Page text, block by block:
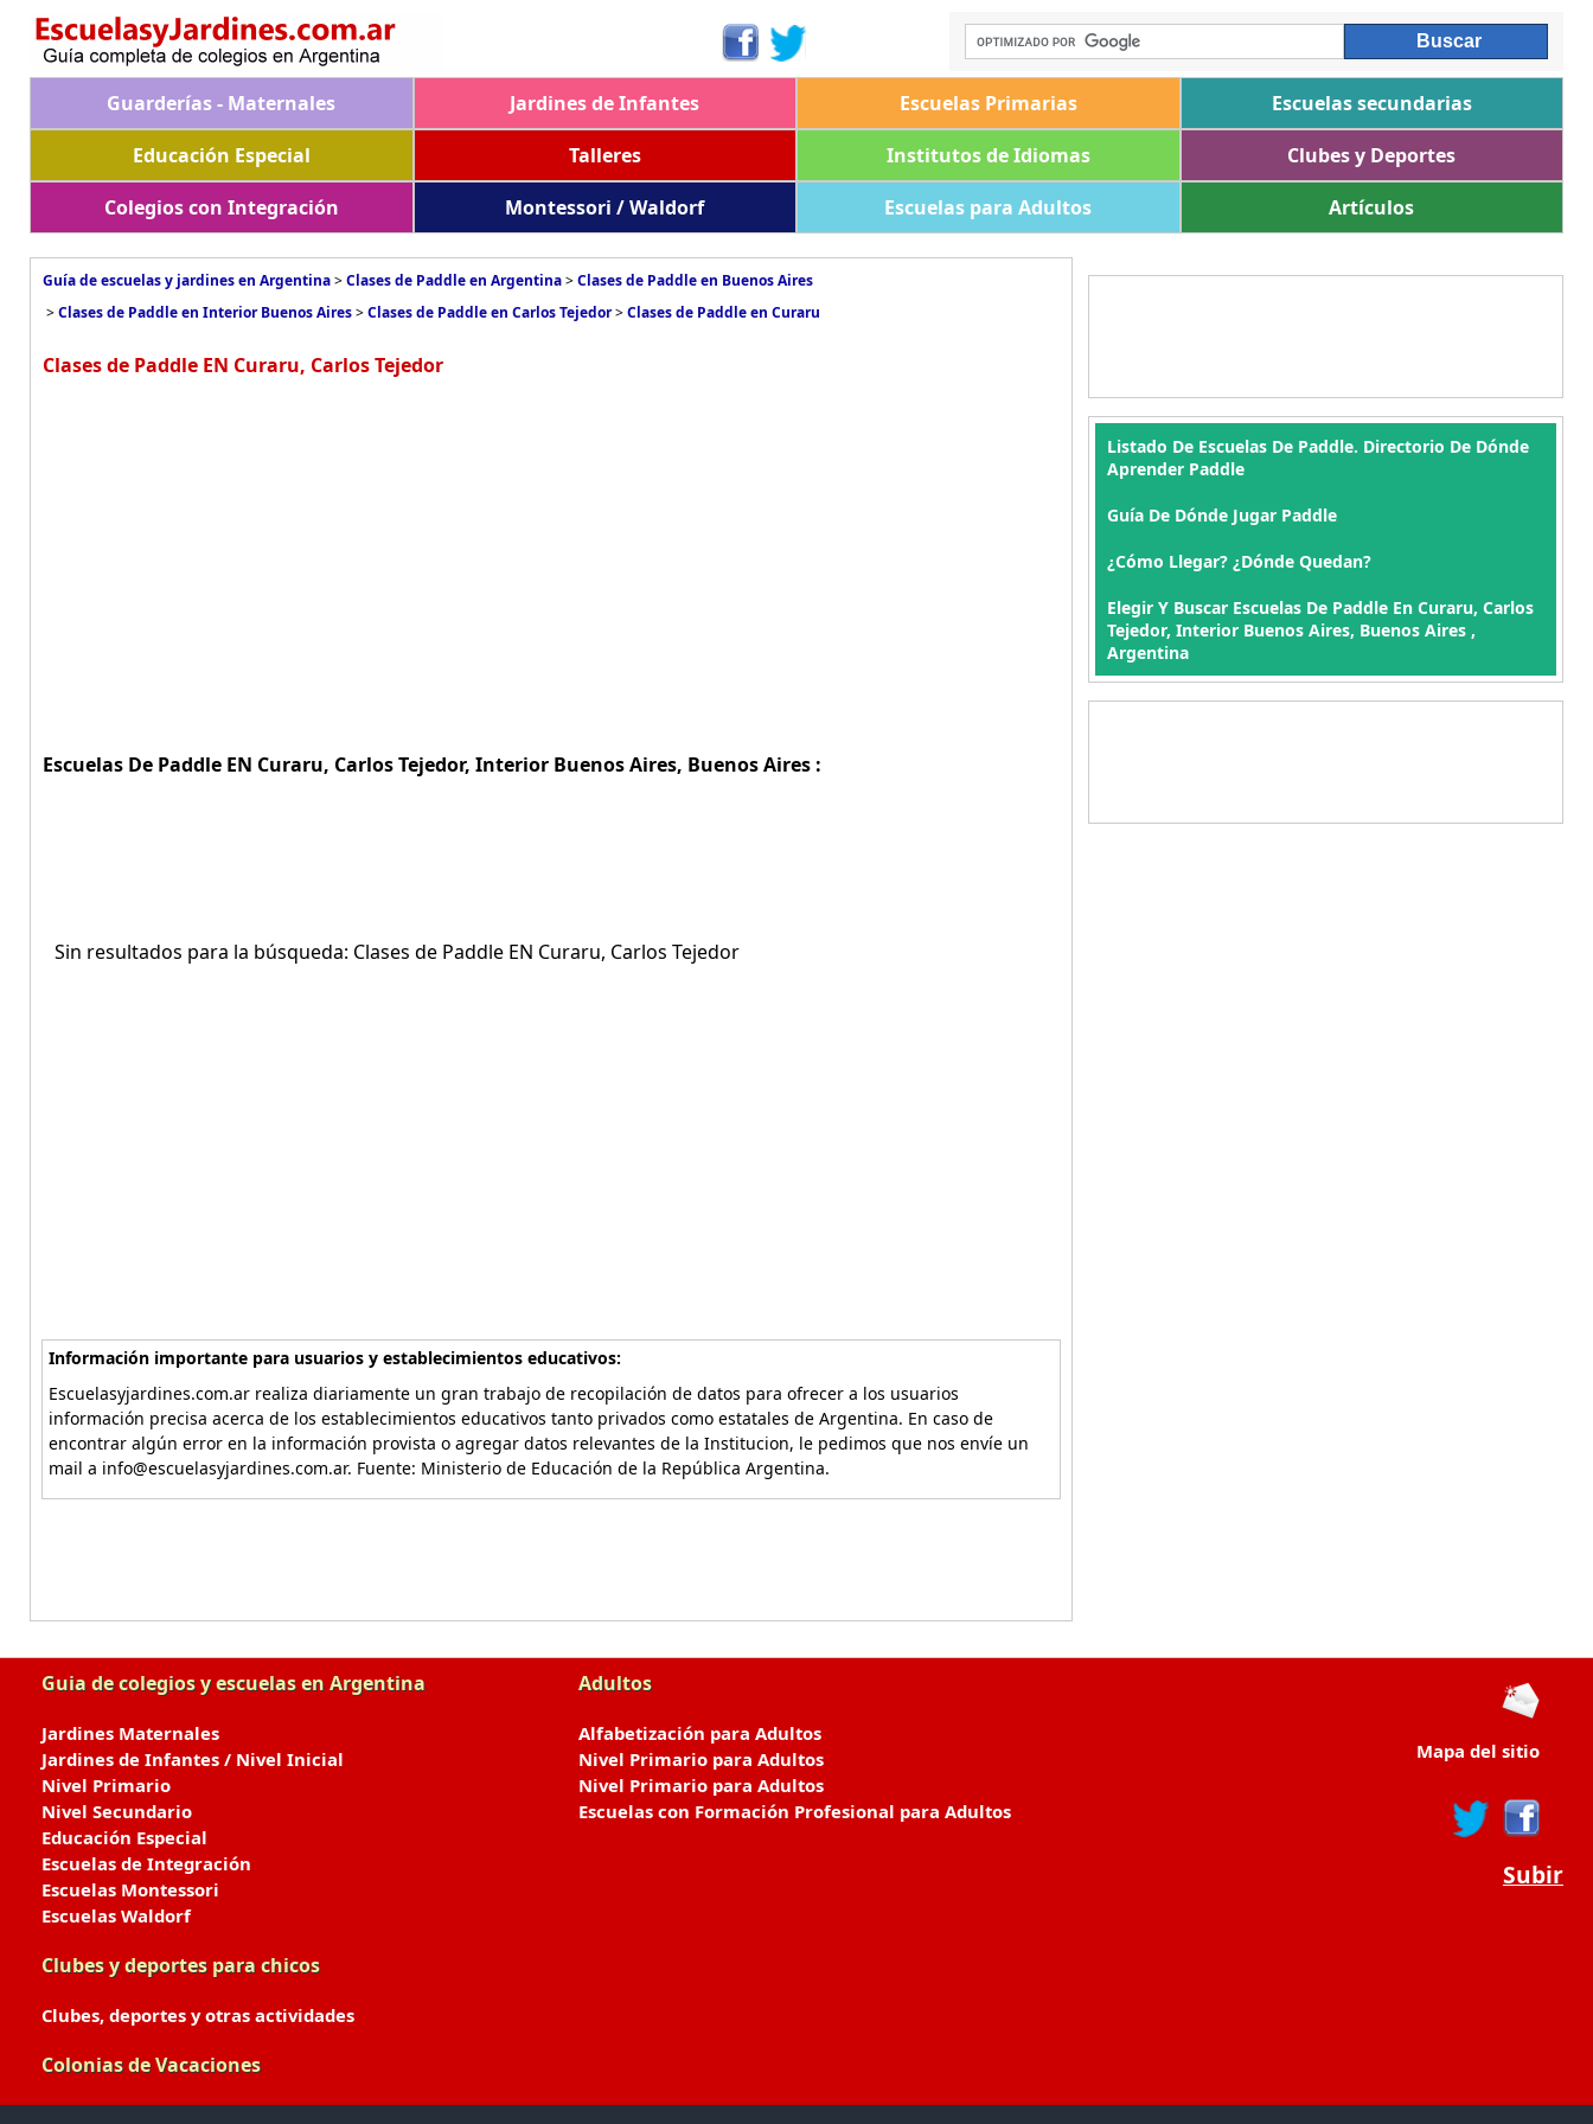
Guarderías - Maternales Jardines de Infantes Escuelas Primarias
Escuelas secundarias
Educación Especial
Talleres Institutos de Idiomas
Clubes y Deportes
Colegios con Integración
Montessori / Waldorf Escuelas para Adultos Artículos
Guía de escuelas y jardines en Argentina>Clases de Paddle en Argentina>Clases de Paddle en Buenos Aires
>Clases de Paddle en Interior Buenos Aires>Clases de Paddle en Carlos Tejedor>Clases de Paddle en Curaru
Clases de Paddle EN Curaru, Carlos Tejedor
Escuelas De Paddle EN Curaru, Carlos Tejedor, Interior Buenos Aires, Buenos Aires :
Sin resultados para la búsqueda: Clases de Paddle EN Curaru, Carlos Tejedor
Información importante para usuarios y establecimientos educativos:
Escuelasyjardines.com.ar realiza diariamente un gran trabajo de recopilación de datos para ofrecer a los usuarios
información precisa acerca de los establecimientos educativos tanto privados como estatales de Argentina. En caso de
encontrar algún error en la información provista o agregar datos relevantes de la Institucion, le pedimos que nos envíe un
mail a info@escuelasyjardines.com.ar. Fuente: Ministerio de Educación de la República Argentina.
Listado De Escuelas De Paddle. Directorio De Dónde
Aprender Paddle
Guía De Dónde Jugar Paddle
¿Cómo Llegar? ¿Dónde Quedan?
Elegir Y Buscar Escuelas De Paddle En Curaru, Carlos
Tejedor, Interior Buenos Aires, Buenos Aires ,
Argentina
Guia de colegios y escuelas en Argentina
Jardines Maternales
Jardines de Infantes / Nivel Inicial
Nivel Primario
Nivel Secundario
Educación Especial
Escuelas de Integración
Escuelas Montessori
Escuelas Waldorf
Clubes y deportes para chicos
Clubes, deportes y otras actividades
Colonias de Vacaciones
Adultos
Alfabetización para Adultos
Nivel Primario para Adultos
Nivel Primario para Adultos
Escuelas con Formación Profesional para Adultos
Mapa del sitio
Subir